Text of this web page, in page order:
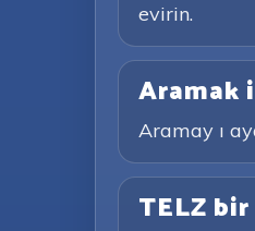
evirin.
Aramak
Aramay ı
TELZ